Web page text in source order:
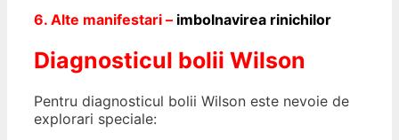
6. Alte manifestari – imbolnavirea rinichilor
Diagnosticul bolii Wilson
Pentru diagnosticul bolii Wilson este nevoie de
explorari speciale: